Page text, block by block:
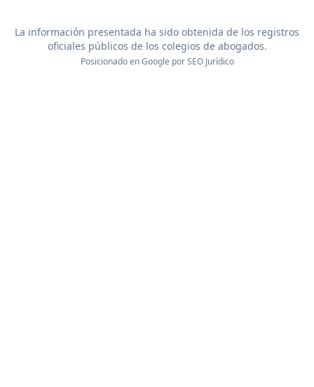
La información presentada ha sido obtenida de los registros
oficiales públicos de los colegios de abogados.
Posicionado en Google porSEO Jurídico